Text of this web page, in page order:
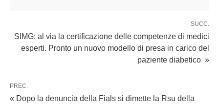
SUCC.
SIMG: al via la certificazione delle competenze di medici
esperti. Pronto un nuovo modello di presa in carico del
paziente diabetico »
PREC.
« Dopo la denuncia della Fials si dimette la Rsu della